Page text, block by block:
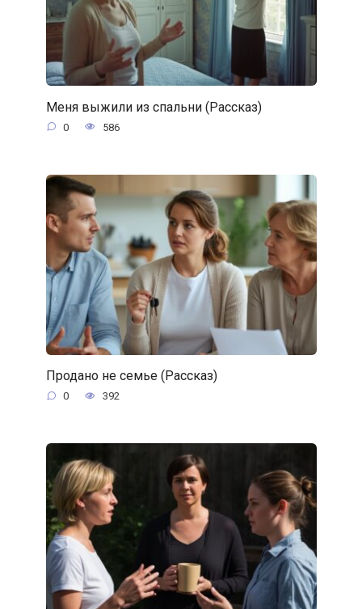
Меня выжили из спальни (Рассказ)
0 586
Продано не семье (Рассказ)
0 392